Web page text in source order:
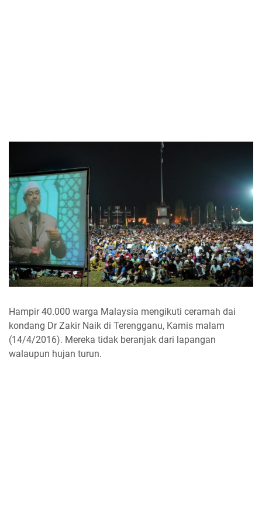
Hampir 40.000 warga Malaysia mengikuti ceramah dai
kondang Dr Zakir Naik di Terengganu, Kamis malam
(14/4/2016). Mereka tidak beranjak dari lapangan
walaupun hujan turun.